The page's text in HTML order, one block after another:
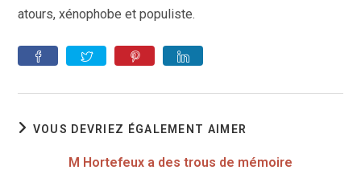
atours, xénophobe et populiste.
VOUS DEVRIEZ ÉGALEMENT AIMER
M Hortefeux a des trous de mémoire